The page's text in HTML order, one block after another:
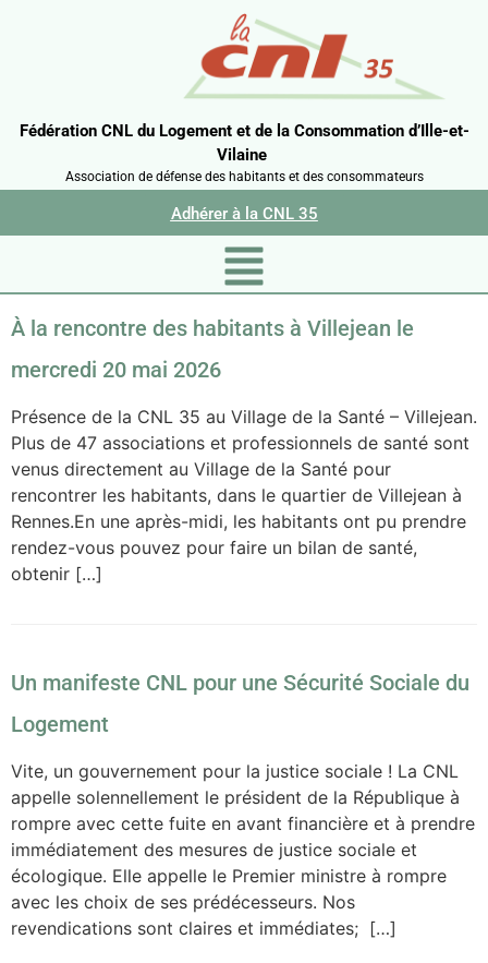
Fédération CNL du Logement et de la Consommation d’Ille-et-
Vilaine
Association de défense des habitants et des consommateurs
Adhérer à la CNL 35
À la rencontre des habitants à Villejean le
mercredi 20 mai 2026
Présence de la CNL 35 au Village de la Santé – Villejean.
Plus de 47 associations et professionnels de santé sont
venus directement au Village de la Santé pour
rencontrer les habitants, dans le quartier de Villejean à
Rennes.En une après-midi, les habitants ont pu prendre
rendez-vous pouvez pour faire un bilan de santé,
obtenir […]
Un manifeste CNL pour une Sécurité Sociale du
Logement
Vite, un gouvernement pour la justice sociale ! La CNL
appelle solennellement le président de la République à
rompre avec cette fuite en avant financière et à prendre
immédiatement des mesures de justice sociale et
écologique. Elle appelle le Premier ministre à rompre
avec les choix de ses prédécesseurs. Nos
revendications sont claires et immédiates; […]